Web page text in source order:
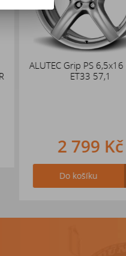
Grip PS 6,5x16 5x112
2 799 Kč